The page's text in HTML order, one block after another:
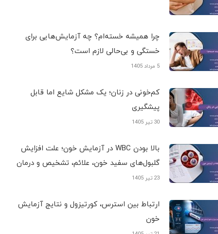
چرا همیشه خسته‌ام؟ چه آزمایش‌هایی برای
خستگی و بی‌حالی لازم است؟
5 مرداد 1405
کم‌خونی در زنان؛ یک مشکل شایع اما قابل
پیشگیری
30 تیر 1405
بالا بودن WBC در آزمایش خون؛ علت افزایش
گلبول‌های سفید خون، علائم، تشخیص و درمان
23 تیر 1405
ارتباط بین استرس، کورتیزول و نتایج آزمایش
خون